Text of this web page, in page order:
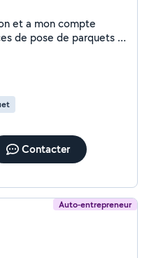
de pose de parquets (
de défauts... J'
( petites
d'aménagement
n 'hésitez pas à me
! Cordialement, ANTHONY TERSEUL
Contacter
Auto-entrepreneur